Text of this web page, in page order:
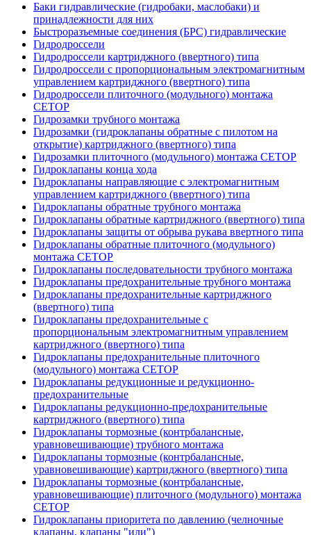
Баки гидравлические (гидробаки, маслобаки) и
принадлежности для них
Быстроразъемные соединения (БРС) гидравлические
Гидродроссели
Гидродроссели картриджного (ввертного) типа
Гидродроссели с пропорциональным электромагнитным
управлением картриджного (ввертного) типа
Гидродроссели плиточного (модульного) монтажа
CETOP
Гидрозамки трубного монтажа
Гидрозамки (гидроклапаны обратные с пилотом на
открытие) картриджного (ввертного) типа
Гидрозамки плиточного (модульного) монтажа CETOP
Гидроклапаны конца хода
Гидроклапаны направляющие с электромагнитным
управлением картриджного (ввертного) типа
Гидроклапаны обратные трубного монтажа
Гидроклапаны обратные картриджного (ввертного) типа
Гидроклапаны защиты от обрыва рукава ввертного типа
Гидроклапаны обратные плиточного (модульного)
монтажа CETOP
Гидроклапаны последовательности трубного монтажа
Гидроклапаны предохранительные трубного монтажа
Гидроклапаны предохранительные картриджного
(ввертного) типа
Гидроклапаны предохранительные с
пропорциональным электромагнитным управлением
картриджного (ввертного) типа
Гидроклапаны предохранительные плиточного
(модульного) монтажа CETOP
Гидроклапаны редукционные и редукционно-
предохранительные
Гидроклапаны редукционно-предохранительные
картриджного (ввертного) типа
Гидроклапаны тормозные (контрбалансные,
уравновешивающие) трубного монтажа
Гидроклапаны тормозные (контрбалансные,
уравновешивающие) картриджного (ввертного) типа
Гидроклапаны тормозные (контрбалансные,
уравновешивающие) плиточного (модульного) монтажа
CETOP
Гидроклапаны приоритета по давлению (челночные
клапаны, клапаны "или")